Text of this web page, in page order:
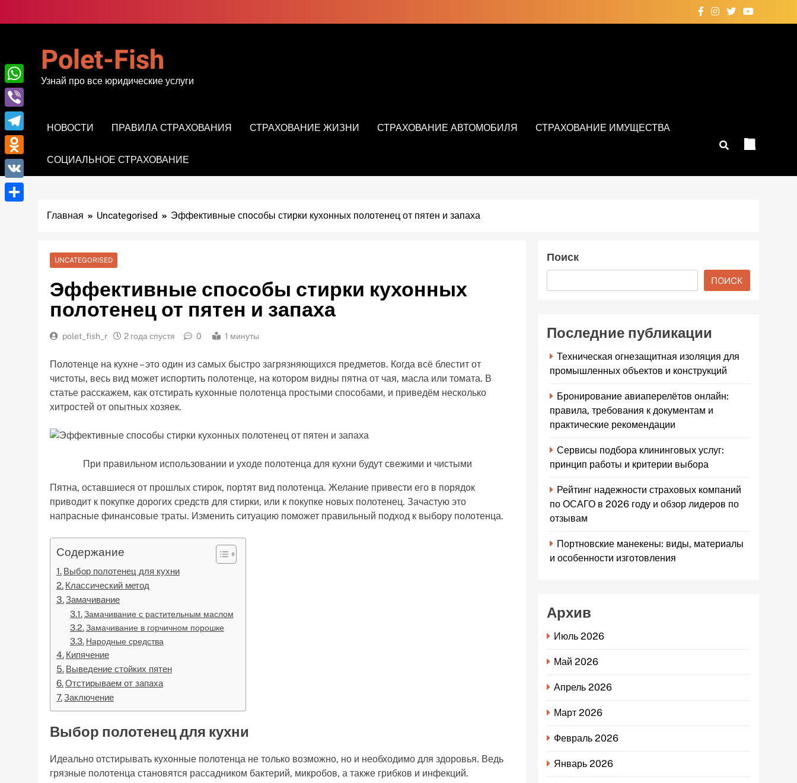
к
Polet-Fish
Узнай про все юридические услуги
НОВОСТИ ПРАВИЛА СТРАХОВАНИЯ СТРАХОВАНИЕ ЖИЗНИ СТРАХОВАНИЕ АВТОМОБИЛЯ СТРАХОВАНИЕ ИМУЩЕСТВА
СОЦИАЛЬНОЕ СТРАХОВАНИЕ
Главная Uncategorised Эффективные способы стирки кухонных полотенец от пятен и запаха
UNCATEGORISED
Эффективные способы стирки кухонных
полотенец от пятен и запаха
polet_fish_r 2 года спустя 0 1 минуты
Полотенце на кухне – это один из самых быстро загрязняющихся предметов. Когда всё блестит от
чистоты, весь вид может испортить полотенце, на котором видны пятна от чая, масла или томата. В
статье расскажем, как отстирать кухонные полотенца простыми способами, и приведём несколько
хитростей от опытных хозяек.
При правильном использовании и уходе полотенца для кухни будут свежими и чистыми
Пятна, оставшиеся от прошлых стирок, портят вид полотенца. Желание привести его в порядок
приводит к покупке дорогих средств для стирки, или к покупке новых полотенец. Зачастую это
напрасные финансовые траты. Изменить ситуацию поможет правильный подход к выбору полотенца.
Содержание
Выбор полотенец для кухни
Классический метод
Замачивание
Замачивание с растительным маслом
Замачивание в горчичном порошке
Народные средства
Кипячение
Выведение стойких пятен
Отстирываем от запаха
Заключение
Выбор полотенец для кухни
Идеально отстирывать кухонные полотенца не только возможно, но и необходимо для здоровья. Ведь
грязные полотенца становятся рассадником бактерий, микробов, а также грибков и инфекций.
Поиск
ПОИСК
Последние публикации
Техническая огнезащитная изоляция для
промышленных объектов и конструкций
Бронирование авиаперелётов онлайн:
правила, требования к документам и
практические рекомендации
Сервисы подбора клининговых услуг:
принцип работы и критерии выбора
Рейтинг надежности страховых компаний
по ОСАГО в 2026 году и обзор лидеров по
отзывам
Портновские манекены: виды, материалы
и особенности изготовления
Архив
Июль 2026
Май 2026
Апрель 2026
Март 2026
Февраль 2026
Январь 2026
WhatsApp
Viber
Telegram
Odnoklassniki
VK
Отправить